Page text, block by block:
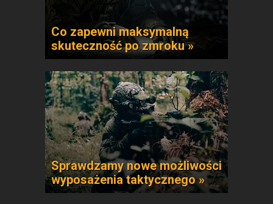
Co zapewni maksymalną
skuteczność po zmroku »
Sprawdzamy nowe możliwości
wyposażenia taktycznego »